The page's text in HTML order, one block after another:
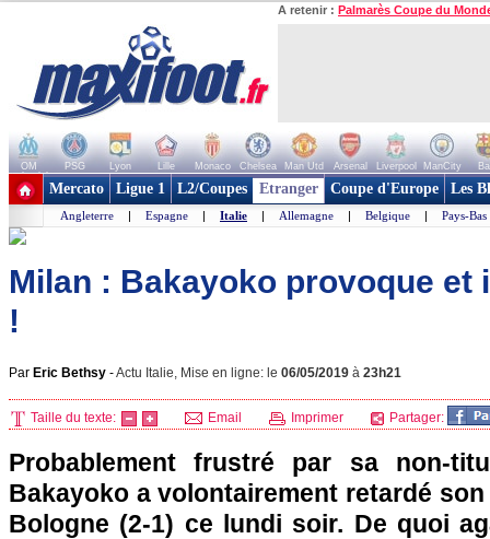
A retenir : Palmarès Coupe du
OM PSG Lyon Lille Monaco Chelsea Man Utd Arsenal Liverpool ManCity
+ de clubs
Mercato Ligue 1 L2/Coupes Etranger Coupe d'Europe Les
Angleterre | Espagne | Italie | Allemagne | Belgique | Pays-Bas
Milan : Bakayoko provoque et
!
Par Eric Bethsy -Actu Italie, Mise en ligne: le 06/05/2019 à 23h21
Taille du texte: Email Imprimer Partager:
Probablement frustré par sa non-
Bakayoko a volontairement retardé
Bologne (2-1) ce lundi soir. De quoi